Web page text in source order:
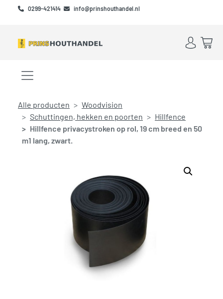
Skip to main content
Skip to footer
0299-421414 info@prinshouthandel.nl
Account
Menu openen/sluiten
Alle producten
Woodvision
Schuttingen, hekken en poorten
Hillfence
Hillfence privacystroken op rol, 19 cm breed en 50
m1 lang, zwart.